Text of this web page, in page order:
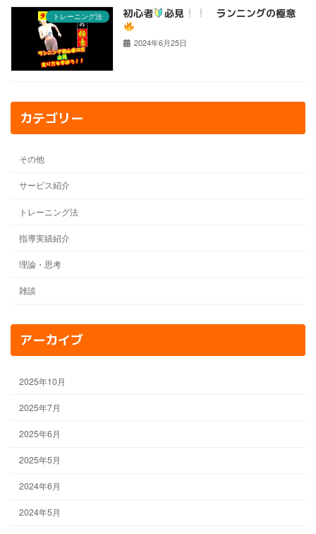
トレーニング法 初心者 必見 ランニングの極意
2024年6月25日
カテゴリー
その他
サービス紹介
トレーニング法
指導実績紹介
理論・思考
雑談
アーカイブ
2025年10月
2025年7月
2025年6月
2025年5月
2024年6月
2024年5月